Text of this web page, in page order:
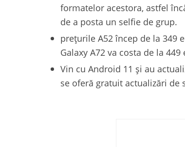
formatelor acestora, astfel
de a posta un selfie de grup.
prețurile A52 încep de la 349
Galaxy A72 va costa de la 449
Vin cu Android 11 și au
se oferă gratuit actualizări de